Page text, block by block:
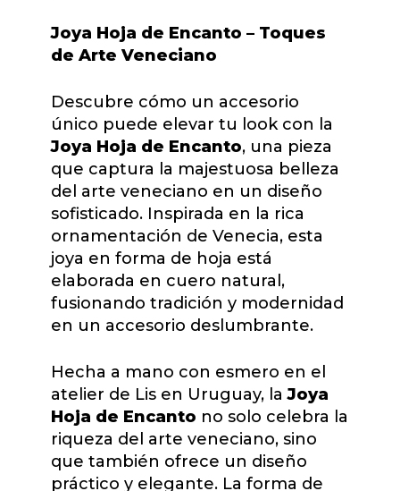
Joya Hoja de Encanto – Toques
de Arte Veneciano
Descubre cómo un accesorio
único puede elevar tu look con la
Joya Hoja de Encanto, una pieza
que captura la majestuosa belleza
del arte veneciano en un diseño
sofisticado. Inspirada en la rica
ornamentación de Venecia, esta
joya en forma de hoja está
elaborada en cuero natural,
fusionando tradición y modernidad
en un accesorio deslumbrante.
Hecha a mano con esmero en el
atelier de Lis en Uruguay, laJoya
Hoja de Encanto no solo celebra la
riqueza del arte veneciano, sino
que también ofrece un diseño
práctico y elegante. La forma de